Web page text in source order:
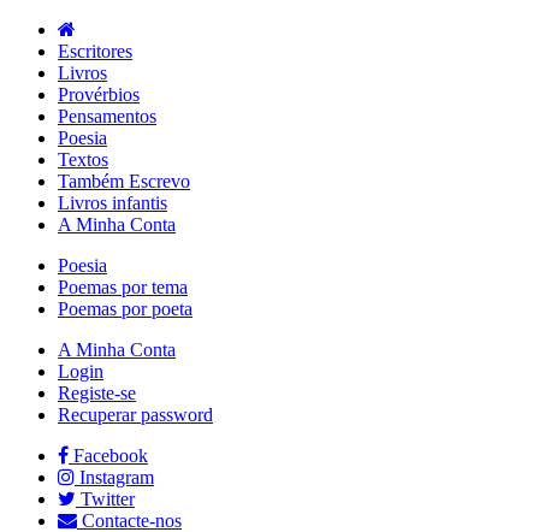
Escritores
Livros
Provérbios
Pensamentos
Poesia
Textos
Também Escrevo
Livros infantis
A Minha Conta
Poesia
Poemas por tema
Poemas por poeta
A Minha Conta
Login
Registe-se
Recuperar password
Facebook
Instagram
Twitter
Contacte-nos